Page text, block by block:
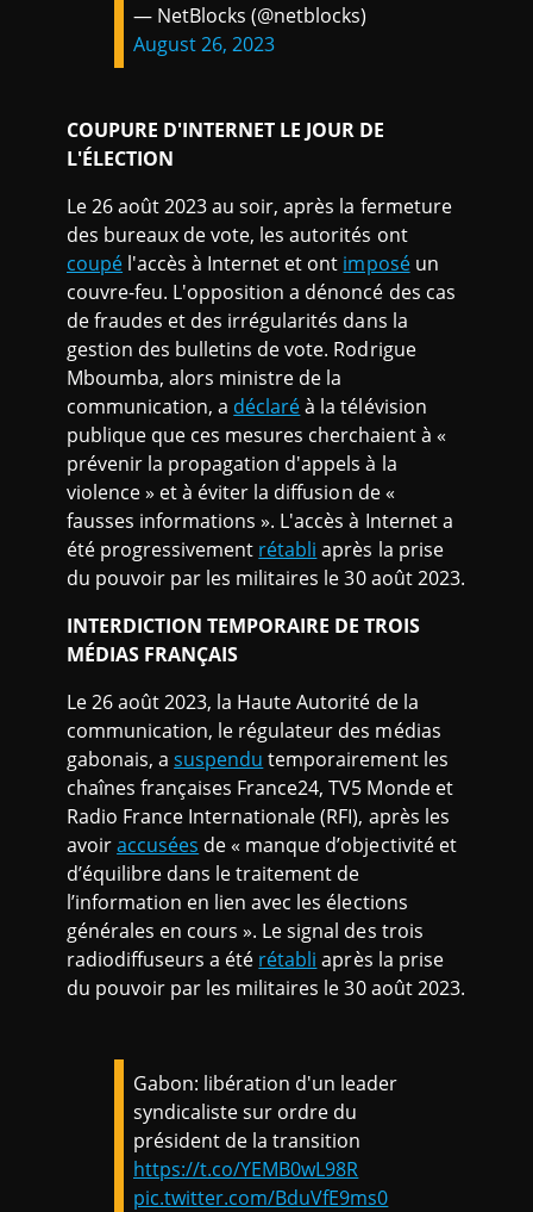
— NetBlocks (@netblocks)
August 26, 2023
COUPURE D'INTERNET LE JOUR DE
L'ÉLECTION
Le 26 août 2023 au soir, après la fermeture
des bureaux de vote, les autorités ont
coupé l'accès à Internet et ont imposéun
couvre-feu. L'opposition a dénoncé des cas
de fraudes et des irrégularités dans la
gestion des bulletins de vote. Rodrigue
Mboumba, alors ministre de la
communication, a déclaréà la télévision
publique que ces mesures cherchaient à «
prévenir la propagation d'appels à la
violence » et à éviter la diffusion de «
fausses informations ». L'accès à Internet a
été progressivement rétabli après la prise
du pouvoir par les militaires le 30 août 2023.
INTERDICTION TEMPORAIRE DE TROIS
MÉDIAS FRANÇAIS
Le 26 août 2023, la Haute Autorité de la
communication, le régulateur des médias
gabonais, asuspendu temporairement les
chaînes françaises France24, TV5 Monde et
Radio France Internationale (RFI), après les
avoiraccusées de « manque d’objectivité et
d’équilibre dans le traitement de
l’information en lien avec les élections
générales en cours ». Le signal des trois
radiodiffuseurs a été rétabli après la prise
du pouvoir par les militaires le 30 août 2023.
Gabon: libération d'un leader
syndicaliste sur ordre du
président de la transition
https://t.co/YEMB0wL98R
pic.twitter.com/BduVfE9ms0